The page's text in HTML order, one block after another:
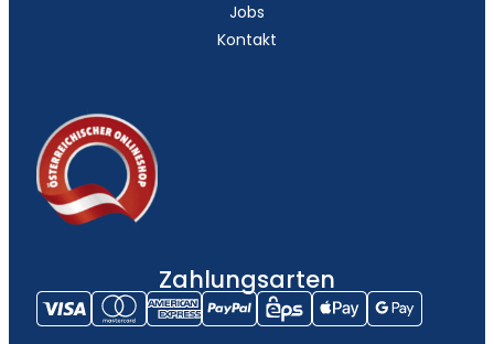
Jobs
Kontakt
Zahlungsarten